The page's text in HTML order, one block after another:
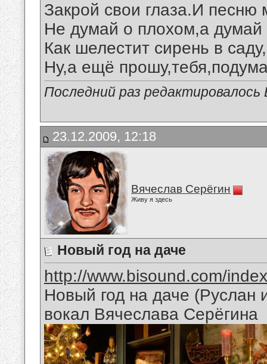
Закрой свои глаза.И
Не думай о плохом,а думай
Как шелестит сирень в
Ну,а ещё
Последний раз
23.12.2009, 12:18
Вячеслав Серёгин
Живу я здесь
Новый год на даче
http://www.bisound.com/
Новый год на даче
вокал Вячеслава Серёгина